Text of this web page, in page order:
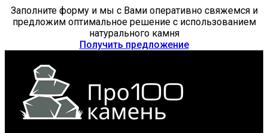
Заполните форму и мы с Вами оперативно свяжемся и
предложим оптимальное решение с использованием
натурального камня
Получить предложение